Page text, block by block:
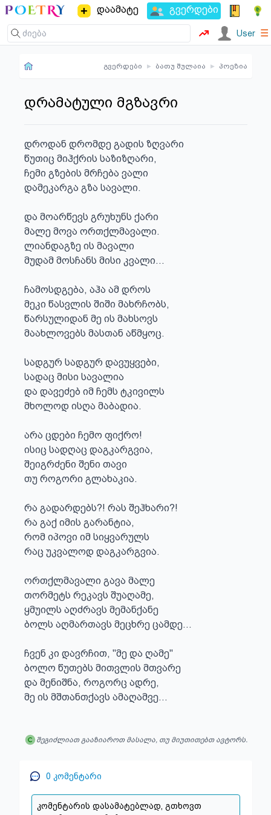
დაამატე გვერდები
User ☰
გვერდები ▸ ბათუ შულაია ▸ პოეზია
დრამატული მგზავრი
დროდან დრომდე გადის ზღვარი
წუთიც მიჰქრის საზიზღარი,
ჩემი გზების მრჩება ვალი
დამეკარგა გზა სავალი.
და მოარწევს გრუხუნს ქარი
მალე მოვა ორთქლმავალი.
ლიანდაგზე ის მავალი
მუდამ მოსჩანს მისი კვალი...
ჩამოსდგება, აჰა ამ დროს
მეკი წასვლის შიში მახრჩობს,
წარსულიდან მე ის მახსოვს
მაახლოვებს მასთან აწმყოც.
სადგურ სადგურ დავუყვები,
სადაც მისი სავალია
და დავეძებ იმ ჩემს ტკივილს
მხოლოდ ისღა მაბადია.
არა ცდები ჩემო ფიქრო!
ისიც სადღაც დაგკარგვია,
შეიგრძენი შენი თავი
თუ როგორი გლახაკია.
რა გადარდებს?! რას შეჰხარი?!
რა გაქ იმის გარანტია,
რომ იპოვი იმ სიყვარულს
რაც უკვალოდ დაგკარგვია.
ორთქლმავალი გავა მალე
თორმეტს რეკავს შუაღამე,
ყმუილს აღძრავს მემანქანე
ბოლს აღმართავს მეცხრე ცამდე...
ჩვენ კი დავრჩით, "მე და ღამე"
ბოლო წუთებს მითვლის მთვარე
და მენიშნა, როგორც ადრე,
მე ის მშთანთქავს ამაღამვე...
შეგიძლიათ გააზიაროთ მასალა, თუ მიუთითებთ ავტორს.
0 კომენტარი